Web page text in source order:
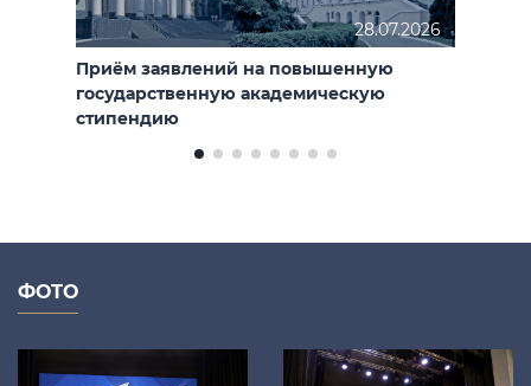
28.07.2026
Приём заявлений на повышенную
государственную академическую
стипендию
ФОТО